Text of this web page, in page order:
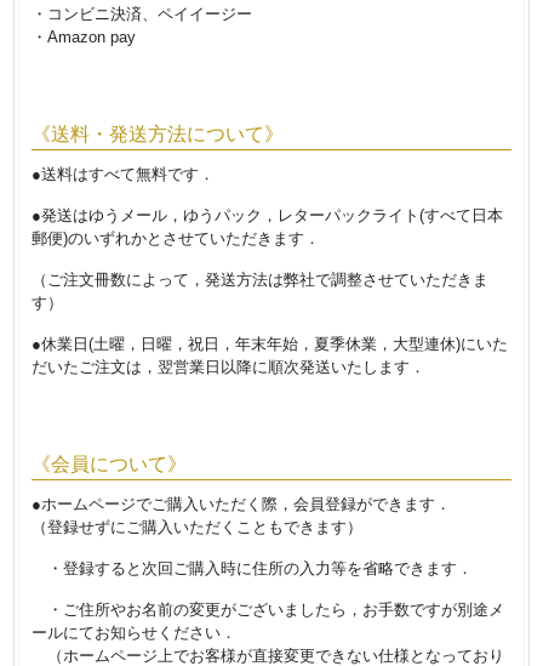
・コンビニ決済、ペイイージー
・Amazon pay
《送料・発送方法について》
●送料はすべて無料です．
●発送はゆうメール，ゆうパック，レターパックライト(すべて日本
郵便)のいずれかとさせていただきます．
（ご注文冊数によって，発送方法は弊社で調整させていただきま
す）
●休業日(土曜，日曜，祝日，年末年始，夏季休業，大型連休)にいた
だいたご注文は，翌営業日以降に順次発送いたします．
《会員について》
●ホームページでご購入いただく際，会員登録ができます．
（登録せずにご購入いただくこともできます）
・登録すると次回ご購入時に住所の入力等を省略できます．
・ご住所やお名前の変更がございましたら，お手数ですが別途メ
ールにてお知らせください．
（ホームページ上でお客様が直接変更できない仕様となっており